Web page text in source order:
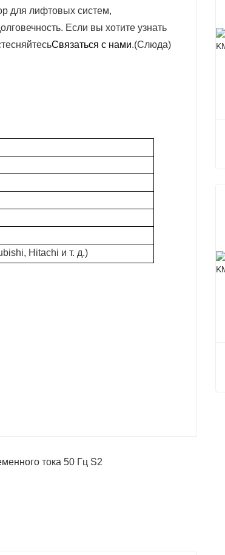
для лифтовых систем,
Если вы хотите узнать
Связаться с нами.(Слюда)
Hitachi и т. д.)
тока 50 Гц S2